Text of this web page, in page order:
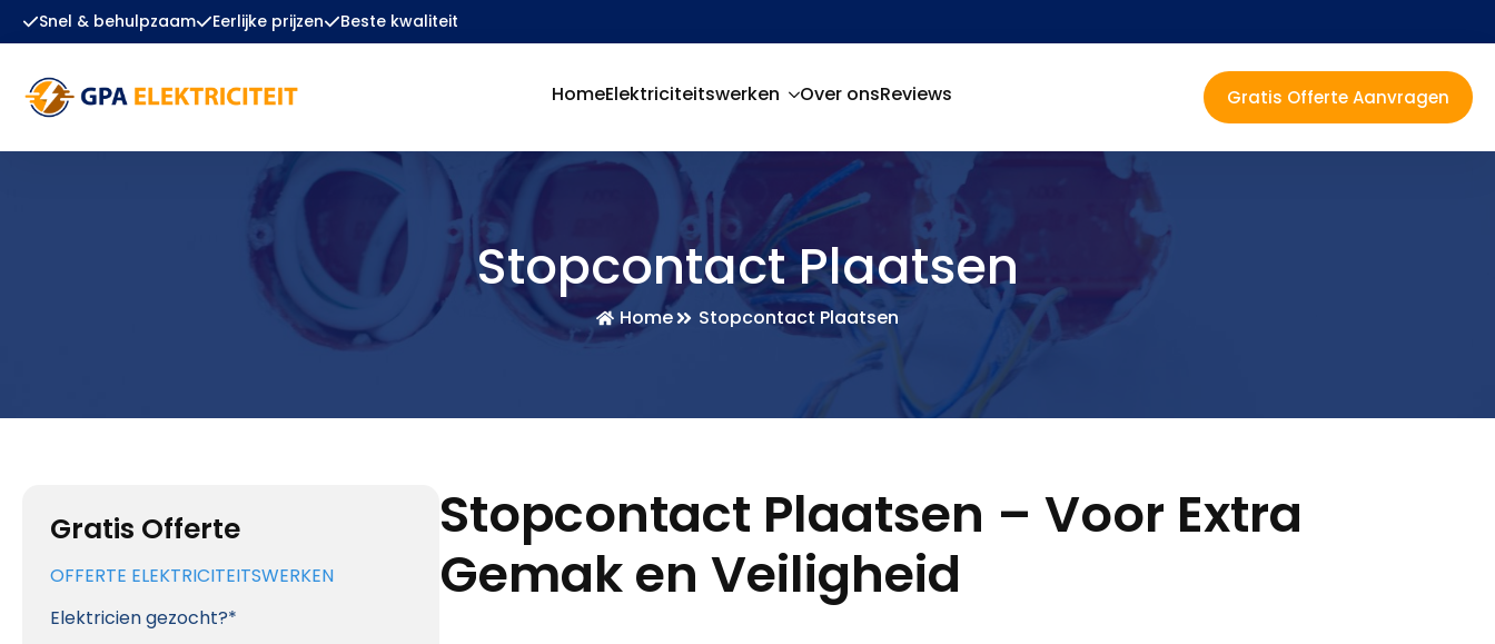
Snel & behulpzaam Eerlijke prijzen Beste kwaliteit
HomeElektriciteitswerken Over onsReviews Gratis Offerte Aanvragen
Stopcontact Plaatsen
Home Stopcontact Plaatsen
Gratis Offerte
OFFERTE ELEKTRICITEITSWERKEN
Elektricien gezocht?*
Stopcontact Plaatsen – Voor Extra
Gemak en Veiligheid